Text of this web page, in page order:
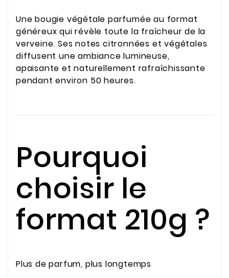
Une bougie végétale parfumée au format
généreux qui révèle toute la fraîcheur de la
verveine. Ses notes citronnées et végétales
diffusent une ambiance lumineuse,
apaisante et naturellement rafraîchissante
pendant environ 50 heures.
Pourquoi
choisir le
format 210g ?
Plus de parfum, plus longtemps